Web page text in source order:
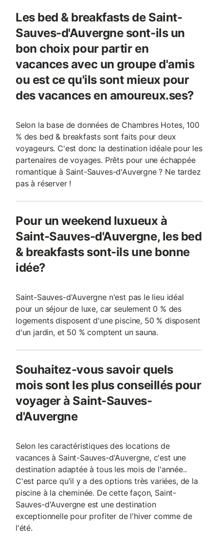
Les bed & breakfasts de Saint-
Sauves-d'Auvergne sont-ils un
bon choix pour partir en
vacances avec un groupe d'amis
ou est ce qu'ils sont mieux pour
des vacances en amoureux.ses?
Selon la base de données de Chambres Hotes, 100
% des bed & breakfasts sont faits pour deux
voyageurs. C'est donc la destination idéale pour les
partenaires de voyages. Prêts pour une échappée
romantique à Saint-Sauves-d'Auvergne ? Ne tardez
pas à réserver !
Pour un weekend luxueux à
Saint-Sauves-d'Auvergne, les bed
& breakfasts sont-ils une bonne
idée?
Saint-Sauves-d'Auvergne n'est pas le lieu idéal
pour un séjour de luxe, car seulement 0 % des
logements disposent d'une piscine, 50 % disposent
d'un jardin, et 50 % comptent un sauna.
Souhaitez-vous savoir quels
mois sont les plus conseillés pour
voyager à Saint-Sauves-
d'Auvergne
Selon les caractéristiques des locations de
vacances à Saint-Sauves-d'Auvergne, c'est une
destination adaptée à tous les mois de l'année..
C'est parce qu'il y a des options très variées, de la
piscine à la cheminée. De cette façon, Saint-
Sauves-d'Auvergne est une destination
exceptionnelle pour profiter de l'hiver comme de
l'été.